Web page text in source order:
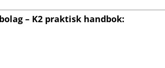
– K2 praktisk handbok: